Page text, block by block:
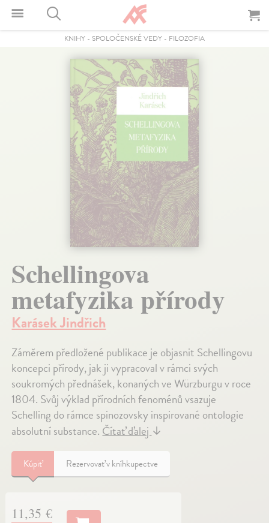
KNIHY - SPOLOČENSKÉ VEDY - FILOZOFIA
Schellingova
metafyzika přírody
Karásek Jindřich
Záměrem předložené publikace je objasnit Schellingovu
koncepci přírody, jak ji vypracoval v rámci svých
soukromých přednášek, konaných ve Würzburgu v roce
1804. Svůj výklad přírodních fenoménů vsazuje
Schelling do rámce spinozovsky inspirované ontologie
absolutní substance.Čítať ďalej↓
Kúpiť Rezervovať v kníhkupectve
11,35 €